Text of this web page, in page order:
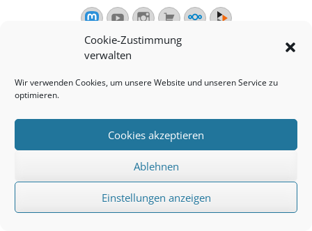
Cookie-Zustimmung
verwalten
Wir verwenden Cookies, um unsere Website und unseren Service zu
optimieren.
Cookies akzeptieren
Ablehnen
Einstellungen anzeigen
Mastodon
YouTubeInstagram
Warenkorb
CloudPeertube
Copyright © 2026 Medienzentrum Heidelberg
Datenschutzerklärung | Impressum Kontakt